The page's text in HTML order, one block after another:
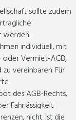
sollte zudem
werden.
individuell, mit
oder Vermiet-AGB,
vereinbaren. Für
des AGB-Rechts,
Fahrlässigkeit